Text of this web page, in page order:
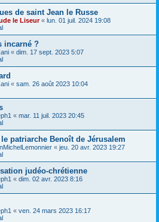
de saint Jean le Russe
le Liseur« lun. 01 juil. 2024 19:08
incarné ?
« dim. 17 sept. 2023 5:07
« sam. 26 août 2023 10:04
« mar. 11 juil. 2023 20:45
patriarche Benoît de Jérusalem
« jeu. 20 avr. 2023 19:27
judéo-chrétienne
« dim. 02 avr. 2023 8:16
« ven. 24 mars 2023 16:17